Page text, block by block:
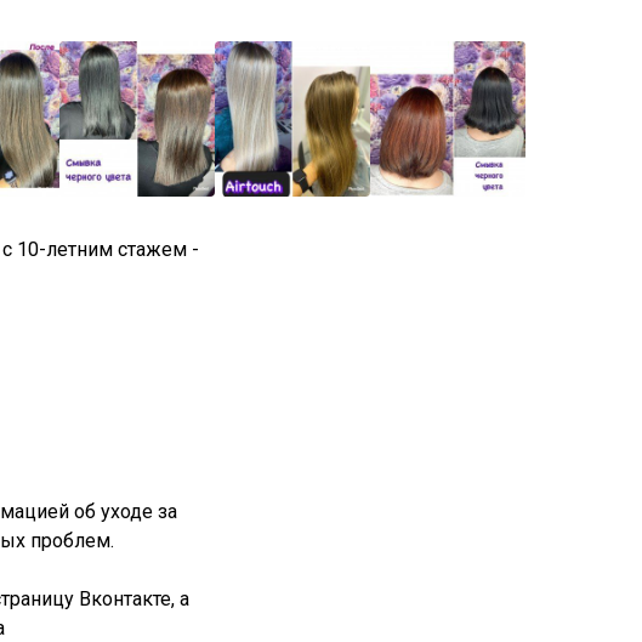
10-летним стажем -
об уходе за
проблем.
Вконтакте, а